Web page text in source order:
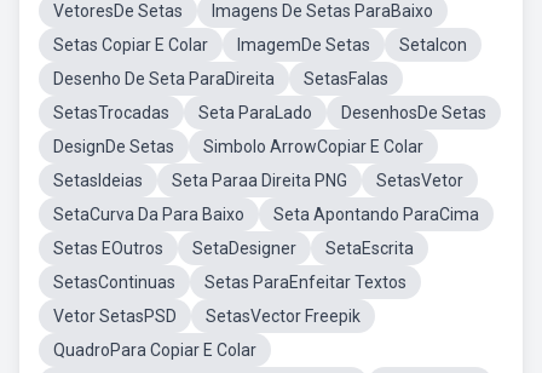
VetoresDe Setas
Imagens De Setas ParaBaixo
Setas Copiar E Colar
ImagemDe Setas
SetaIcon
Desenho De Seta ParaDireita
SetasFalas
SetasTrocadas
Seta ParaLado
DesenhosDe Setas
DesignDe Setas
Simbolo ArrowCopiar E Colar
SetasIdeias
Seta Paraa Direita PNG
SetasVetor
SetaCurva Da Para Baixo
Seta Apontando ParaCima
Setas EOutros
SetaDesigner
SetaEscrita
SetasContinuas
Setas ParaEnfeitar Textos
Vetor SetasPSD
SetasVector Freepik
QuadroPara Copiar E Colar